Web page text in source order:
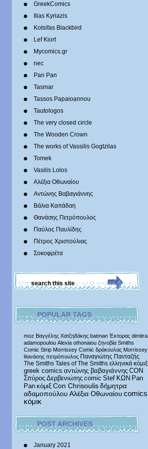
GreekComics
Ilias Kyriazis
Kotsifas Blackbird
Lef Kiort
Mycomics.gr
nec
Pan Pan
Tasmar
Tassos Papaioannou
Tautologos
The very closed circle
The Wooden Crown
The works of Vassilis Gogtzilas
Tomek
Vasilis Lolos
Αλέξια Οθωναίου
Αντώνης Βαβαγιάννης
Βάλια Καπάδαη
Θανάσης Πετρόπουλος
Παύλος Παυλίδης
Πέτρος Χριστούλιας
Σοκοφρέτα
POPULAR TAGS
moz Βαγγέλης Χατζηδάκης batman Έκτορας dimitra
adamopoulou Alexia othonaiou ζηνοβία Smiths
Comic Strip Morrissey Comic δράκουλας Morrissey
θανάσης πετρόπουλος Παναγιώτης Πανταζής
The Smiths Tales of The Smiths ελληνικά κόμιξ
greek comics αντώνης βαβαγιάννης CON
Σπύρος Δερβενιώτης comic Stef ΚΩΝ Pan
Pan κόμιξ Con Chrisoulis δήμητρα
αδαμοπούλου Αλέξια Οθωναίου comics
κόμικ
POST ARCHIVES
January 2021